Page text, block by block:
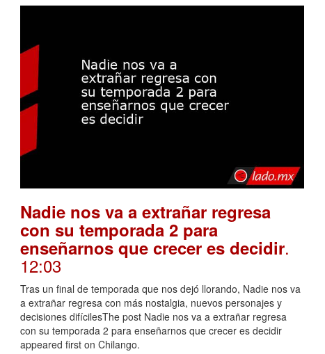
Nadie nos va a extrañar regresa
con su temporada 2 para
enseñarnos que crecer es decidir.
12:03
Tras un final de temporada que nos dejó llorando, Nadie nos va
a extrañar regresa con más nostalgia, nuevos personajes y
decisiones difícilesThe post Nadie nos va a extrañar regresa
con su temporada 2 para enseñarnos que crecer es decidir
appeared first on Chilango.